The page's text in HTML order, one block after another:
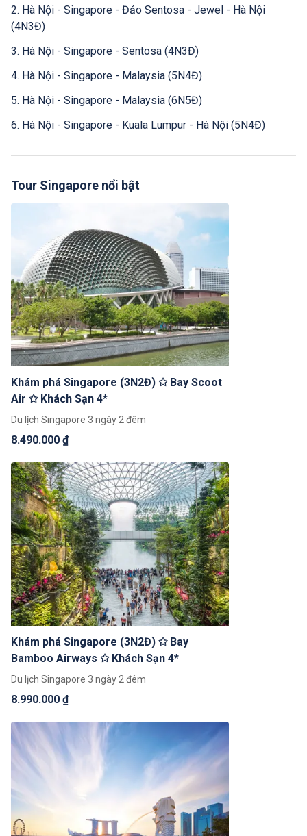
2. Hà Nội - Singapore - Đảo Sentosa - Jewel - Hà Nội
(4N3Đ)
3. Hà Nội - Singapore - Sentosa (4N3Đ)
4. Hà Nội - Singapore - Malaysia (5N4Đ)
5. Hà Nội - Singapore - Malaysia (6N5Đ)
6. Hà Nội - Singapore - Kuala Lumpur - Hà Nội (5N4Đ)
Tour Singapore nổi bật
Khám phá Singapore (3N2Đ) ✩ Bay Scoot
Air ✩ Khách Sạn 4*
Du lịch Singapore 3 ngày 2 đêm
8.490.000 ₫
Khám phá Singapore (3N2Đ) ✩ Bay
Bamboo Airways ✩ Khách Sạn 4*
Du lịch Singapore 3 ngày 2 đêm
8.990.000 ₫